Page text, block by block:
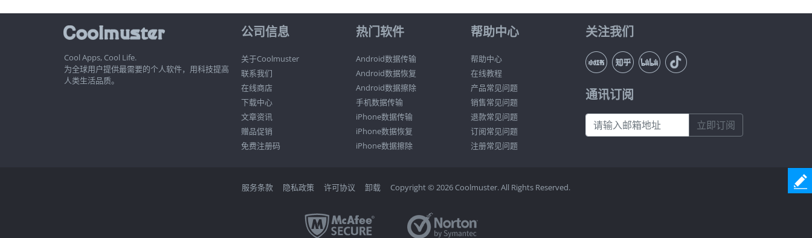
Cool Apps, Cool Life.
为全球用户提供最需要的个人软件，用科技提高
人类生活品质。
公司信息
关于Coolmuster
联系我们
在线商店
下载中心
文章资讯
赠品促销
免费注册码
热门软件
Android数据传输
Android数据恢复
Android数据擦除
手机数据传输
iPhone数据传输
iPhone数据恢复
iPhone数据擦除
帮助中心
帮助中心
在线教程
产品常见问题
销售常见问题
退款常见问题
订阅常见问题
注册常见问题
关注我们
通讯订阅
立即订阅
服务条款 隐私政策 许可协议 卸载 Copyright © 2026 Coolmuster. All Rights Reserved.